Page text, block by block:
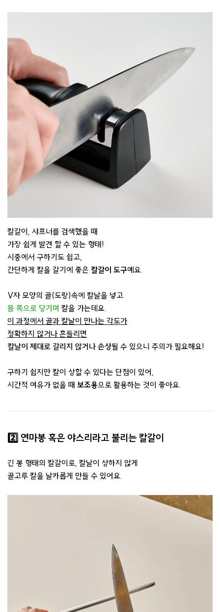
칼갈이, 샤프너를 검색했을 때
가장 쉽게 발견 할 수 있는 형태!
시중에서 구하기도 쉽고,
간단하게 칼을 갈기에 좋은 칼갈이 도구예요.
V자 모양의 골(도랑)속에 칼날을 넣고
몸 쪽으로 당기며 칼을 가는데요.​
이 과정에서 골과 칼날이 만나는 각도가
정확하지 않거나 흔들리면
칼날이 제대로 갈리지 않거나 손상될 수 있으니 주의가 필요해요!
구하기 쉽지만 칼이 상할 수 있다는 단점이 있어,
시간적 여유가 없을 때 보조용으로 활용하는 것이 좋아요. ​
2️⃣ 연마봉 혹은 야스리라고 불리는 칼갈이​
긴 봉 형태의 칼갈이로, 칼날이 상하지 않게
골고루 칼을 날카롭게 만들 수 있어요.